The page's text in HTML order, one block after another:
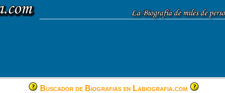
Buscador de Biografias en Labiografia.com